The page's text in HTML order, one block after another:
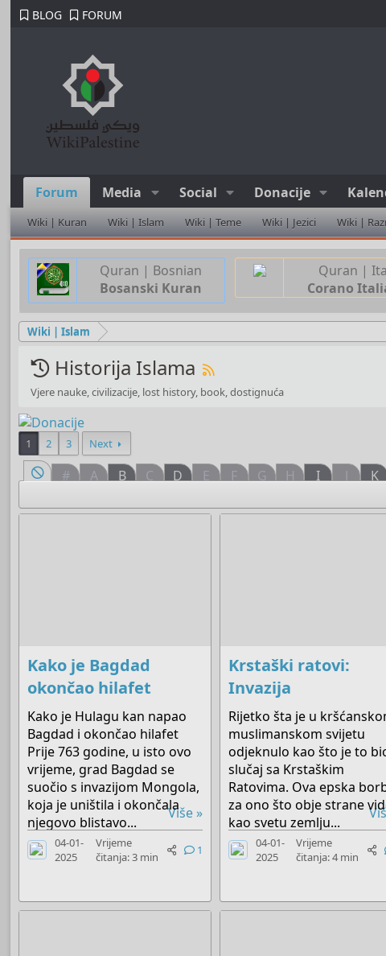
BLOG FORUM
Forum Media Social Donacije
Wiki | Kuran Wiki | Islam Wiki | Teme Wiki | Jezici Wiki |
Quran | Bosnian
Bosanski Kuran
Quran |
Corano
Wiki | Islam
Historija Islama
Vjere nauke, civilizacije, lost history, book, dostignuća
1 2 3 Next
# A B C D E F G H I J K
Kako je Bagdad
okončao hilafet
Kako je Hulagu kan napao
Bagdad i okončao hilafet
Prije 763 godine, u isto ovo
vrijeme, grad Bagdad se
suočio s invazijom Mongola,
koja je uništila i okončala
njegovo blistavo...
Više »
04-01-
2025
Vrijeme
čitanja: 3 min
1
Krstaški ratovi:
Invazija
Rijetko šta je u
muslimanskom svijetu
odjeknulo kao što je to
slučaj sa Krstaškim
Ratovima. Ova epska
za ono što obje strane
kao svetu zemlju...
04-01-
2025
Vrijeme
čitanja: 4 min